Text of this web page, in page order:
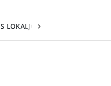
LOKALJOURNALISMUS